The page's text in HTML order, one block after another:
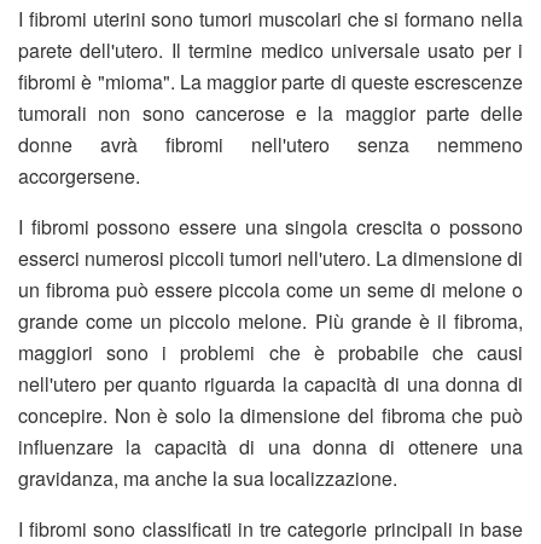
I fibromi uterini sono tumori muscolari che si formano nella
parete dell'utero. Il termine medico universale usato per i
fibromi è "mioma". La maggior parte di queste escrescenze
tumorali non sono cancerose e la maggior parte delle
donne avrà fibromi nell'utero senza nemmeno
accorgersene.
I fibromi possono essere una singola crescita o possono
esserci numerosi piccoli tumori nell'utero. La dimensione di
un fibroma può essere piccola come un seme di melone o
grande come un piccolo melone. Più grande è il fibroma,
maggiori sono i problemi che è probabile che causi
nell'utero per quanto riguarda la capacità di una donna di
concepire. Non è solo la dimensione del fibroma che può
influenzare la capacità di una donna di ottenere una
gravidanza, ma anche la sua localizzazione.
I fibromi sono classificati in tre categorie principali in base